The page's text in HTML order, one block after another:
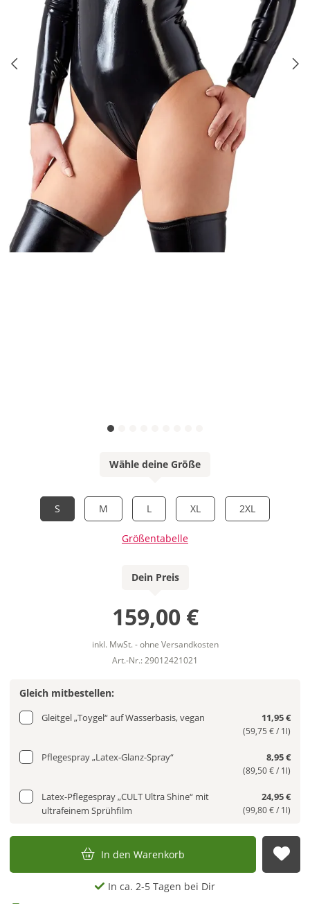
Wähle deine Größe
S M L XL 2XL
Größentabelle
Dein Preis
159,00 €
inkl. MwSt. - ohne Versandkosten
Art.-Nr.: 29012421021
Gleich mitbestellen:
Gleitgel „Toygel“ auf Wasserbasis, vegan 11,95 €
(59,75 € / 1l)
Pflegespray „Latex-Glanz-Spray“ 8,95 €
(89,50 € / 1l)
Latex-Pflegespray „CULT Ultra Shine“ mit
ultrafeinem Sprühfilm
24,95 €
(99,80 € / 1l)
In den Warenkorb
In ca. 2-5 Tagen bei Dir